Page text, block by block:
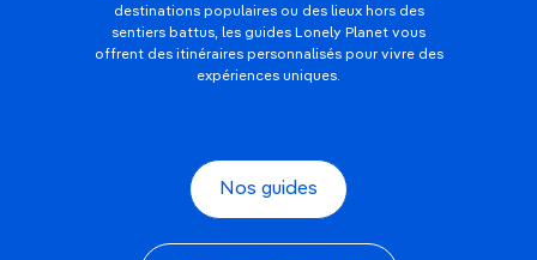
destinations populaires ou des lieux hors des
sentiers battus, les guides Lonely Planet vous
offrent des itinéraires personnalisés pour vivre des
expériences uniques.
Nos guides